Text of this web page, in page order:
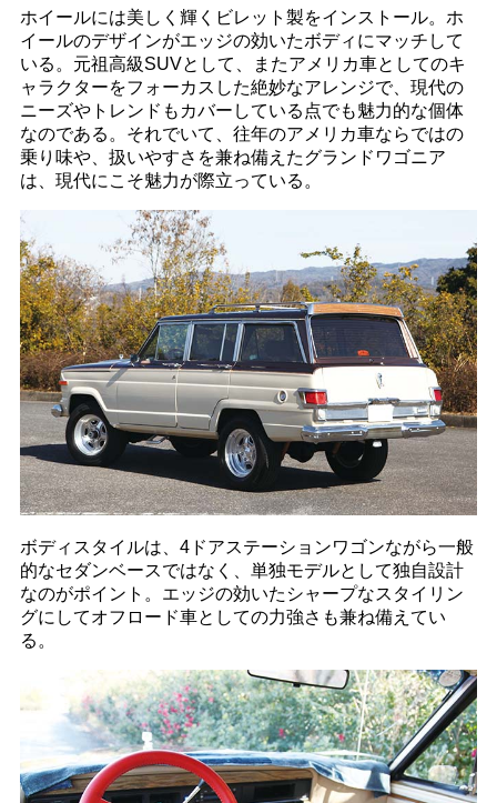
ホイールには美しく輝くビレット製をインストール。ホ
イールのデザインがエッジの効いたボディにマッチして
いる。元祖高級SUVとして、またアメリカ車としてのキ
ャラクターをフォーカスした絶妙なアレンジで、現代の
ニーズやトレンドもカバーしている点でも魅力的な個体
なのである。それでいて、往年のアメリカ車ならではの
乗り味や、扱いやすさを兼ね備えたグランドワゴニア
は、現代にこそ魅力が際立っている。
ボディスタイルは、4ドアステーションワゴンながら一般
的なセダンベースではなく、単独モデルとして独自設計
なのがポイント。エッジの効いたシャープなスタイリン
グにしてオフロード車としての力強さも兼ね備えてい
る。